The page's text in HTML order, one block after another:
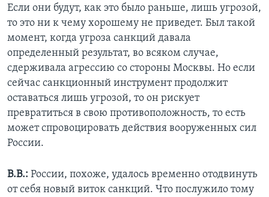
Если они будут, как это было раньше, лишь угрозой,
то это ни к чему хорошему не приведет. Был такой
момент, когда угроза санкций давала
определенный результат, во всяком случае,
сдерживала агрессию со стороны Москвы. Но если
сейчас санкционный инструмент продолжит
оставаться лишь угрозой, то он рискует
превратиться в свою противоположность, то есть
может спровоцировать действия вооруженных сил
России.
В.В.: России, похоже, удалось временно отодвинуть
от себя новый виток санкций. Что послужило тому